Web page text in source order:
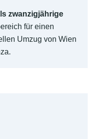
zwanzigjährige
für einen
Umzug von Wien